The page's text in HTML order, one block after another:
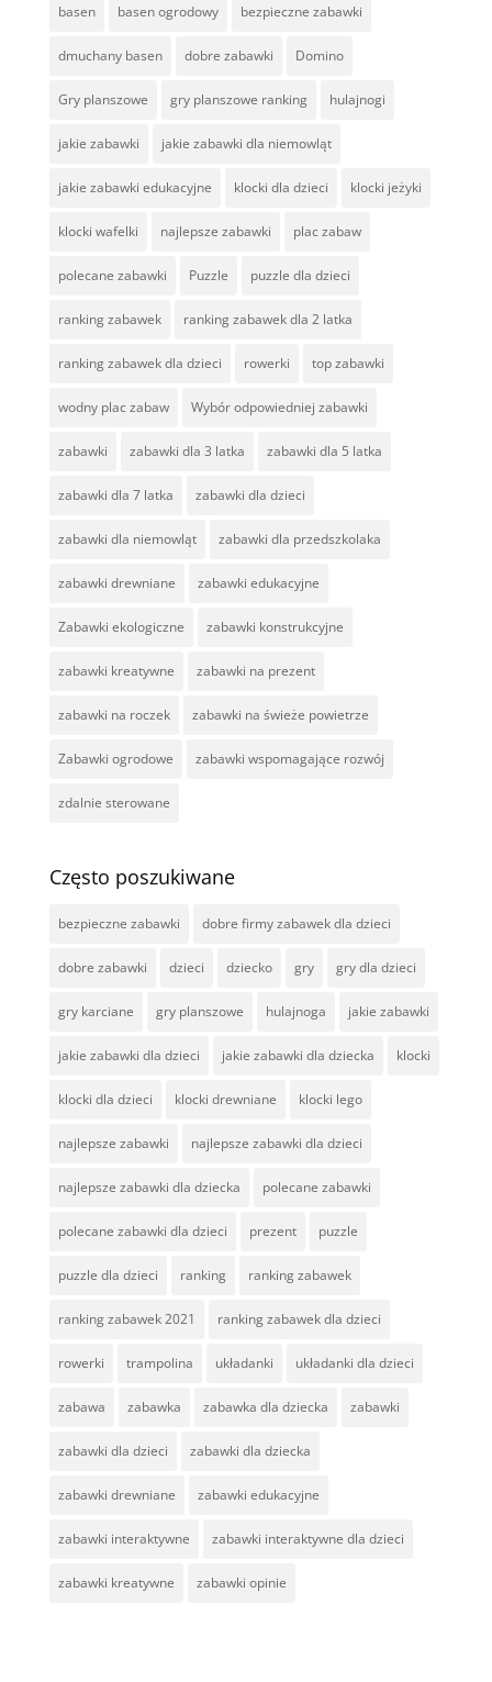
basen basen ogrodowy bezpieczne zabawki
dmuchany basen dobre zabawki Domino
Gry planszowe gry planszowe ranking hulajnogi
jakie zabawki jakie zabawki dla niemowląt
jakie zabawki edukacyjne klocki dla dzieci klocki jeżyki
klocki wafelki najlepsze zabawki plac zabaw
polecane zabawki Puzzle puzzle dla dzieci
ranking zabawek ranking zabawek dla 2 latka
ranking zabawek dla dzieci rowerki top zabawki
wodny plac zabaw Wybór odpowiedniej zabawki
zabawki zabawki dla 3 latka zabawki dla 5 latka
zabawki dla 7 latka zabawki dla dzieci
zabawki dla niemowląt zabawki dla przedszkolaka
zabawki drewniane zabawki edukacyjne
Zabawki ekologiczne zabawki konstrukcyjne
zabawki kreatywne zabawki na prezent
zabawki na roczek zabawki na świeże powietrze
Zabawki ogrodowe zabawki wspomagające rozwój
zdalnie sterowane
Często poszukiwane
bezpieczne zabawki dobre firmy zabawek dla dzieci
dobre zabawki dzieci dziecko gry gry dla dzieci
gry karciane gry planszowe hulajnoga jakie zabawki
jakie zabawki dla dzieci jakie zabawki dla dziecka klocki
klocki dla dzieci klocki drewniane klocki lego
najlepsze zabawki najlepsze zabawki dla dzieci
najlepsze zabawki dla dziecka polecane zabawki
polecane zabawki dla dzieci prezent puzzle
puzzle dla dzieci ranking ranking zabawek
ranking zabawek 2021 ranking zabawek dla dzieci
rowerki trampolina układanki układanki dla dzieci
zabawa zabawka zabawka dla dziecka zabawki
zabawki dla dzieci zabawki dla dziecka
zabawki drewniane zabawki edukacyjne
zabawki interaktywne zabawki interaktywne dla dzieci
zabawki kreatywne zabawki opinie